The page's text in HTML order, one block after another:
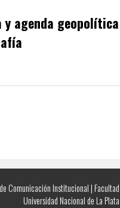
agenda
Comunicación Institucional |
Universidad Nacional de La Plata